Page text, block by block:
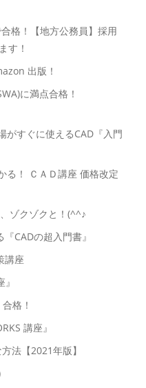
格！【地方公務員】採用
す！
出版！
に満点合格！
がすぐに使えるCAD『入門
る！ ＣＡＤ講座 価格改定
ゾクゾクと！(^^♪
CADの超入門書』
講座
格！
講座』
法【2021年版】